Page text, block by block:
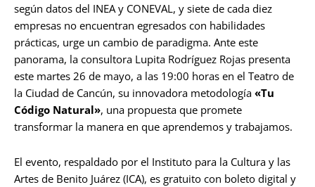
según datos del INEA y CONEVAL, y siete de cada diez
empresas no encuentran egresados con habilidades
prácticas, urge un cambio de paradigma. Ante este
panorama, la consultora Lupita Rodríguez Rojas presenta
este martes 26 de mayo, a las 19:00 horas en el Teatro de
la Ciudad de Cancún, su innovadora metodología «Tu
Código Natural», una propuesta que promete
transformar la manera en que aprendemos y trabajamos.
El evento, respaldado por el Instituto para la Cultura y las
Artes de Benito Juárez (ICA), es gratuito con boleto digital y